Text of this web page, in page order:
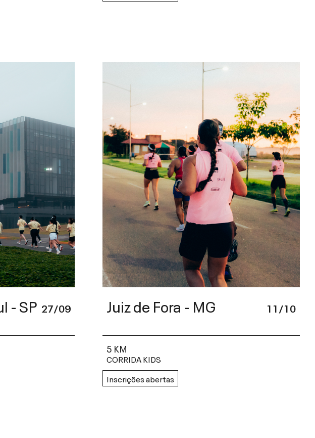
- SP 27/09 Juiz de Fora - MG 11/10
5 KM
CORRIDA KIDS
Inscrições abertas